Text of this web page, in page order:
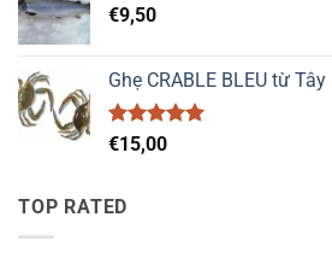
€9,50
Ghẹ CRABLE BLEU từ
Được xếp
hạng
€15,00
TOP RATED